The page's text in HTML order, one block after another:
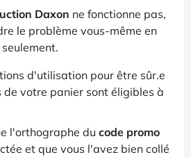
Daxon ne fonctionne pas,
le problème vous-même en
d'utilisation pour être sûr.e
de votre panier sont éligibles à
l'orthographe du code promo
et que vous l'avez bien collé